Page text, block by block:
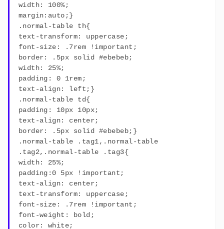
width: 100%;
margin:auto;}
.normal-table th{
text-transform: uppercase;
font-size: .7rem !important;
border: .5px solid #ebebeb;
width: 25%;
padding: 0 1rem;
text-align: left;}
.normal-table td{
padding: 10px 10px;
text-align: center;
border: .5px solid #ebebeb;}
.normal-table .tag1,.normal-table
.tag2,.normal-table .tag3{
width: 25%;
padding:0 5px !important;
text-align: center;
text-transform: uppercase;
font-size: .7rem !important;
font-weight: bold;
color: white;